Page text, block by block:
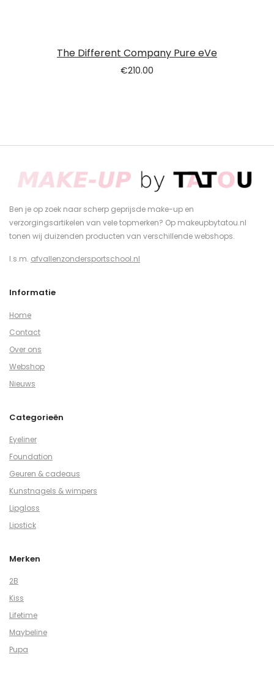
The Different Company Pure eVe
€210.00
Ben je op zoek naar scherp geprijsde make-up en
verzorgingsartikelen van vele topmerken? Op makeupbytatou.nl
tonen wij duizenden producten van verschillende webshops.
I.s.m. afvallenzondersportschool.nl
Informatie
Home
Contact
Over ons
Webshop
Nieuws
Categorieën
Eyeliner
Foundation
Geuren & cadeaus
Kunstnagels & wimpers
Lipgloss
Lipstick
Merken
2B
Kiss
Lifetime
Maybeline
Pupa